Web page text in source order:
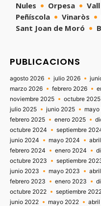
Nules
Orpesa
Peñíscola
Vinaròs
Sant Joan de Moró
PUBLICACIONS
agosto 2026 julio 2026
marzo 2026
febrero 2026
noviembre 2025
octubre 2025
julio 2025
junio 2025
febrero 2025
enero 2025
octubre 2024
septiembre
junio 2024
mayo 2024
febrero 2024
enero 2024
octubre 2023
septiembre
junio 2023
mayo 2023
febrero 2023
enero 2023
octubre 2022
septiembre
junio 2022
mayo 2022